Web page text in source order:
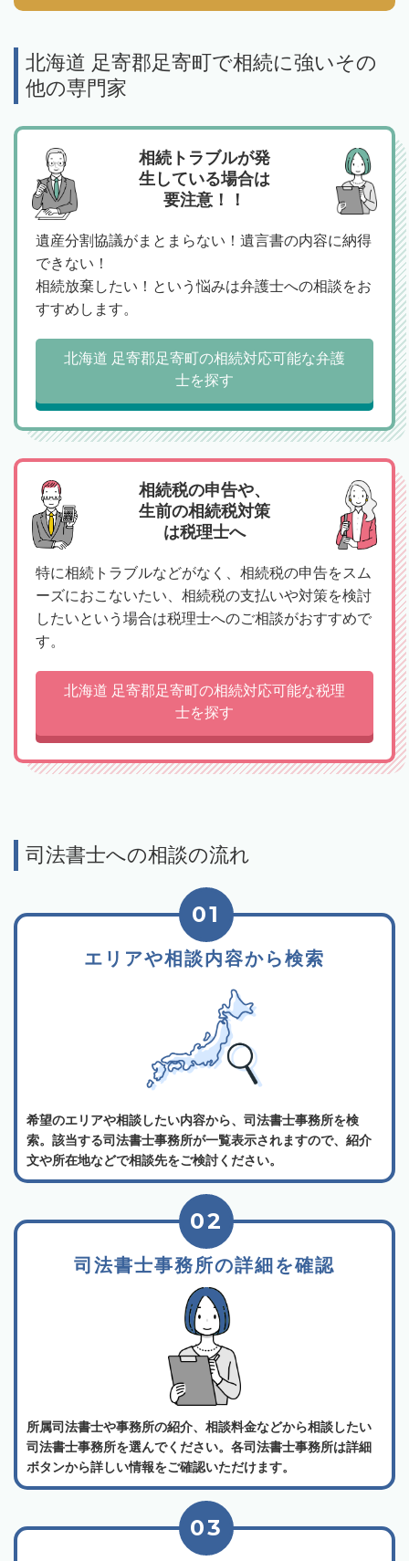
北海道 足寄郡足寄町で相続に強いその
他の専門家
相続トラブルが発
生している場合は
要注意！！
遺産分割協議がまとまらない！遺言書の内容に納得
できない！
相続放棄したい！という悩みは弁護士への相談をお
すすめします。
北海道 足寄郡足寄町の相続対応可能な弁護
士を探す
相続税の申告や、
生前の相続税対策
は税理士へ
特に相続トラブルなどがなく、相続税の申告をスム
ーズにおこないたい、相続税の支払いや対策を検討
したいという場合は税理士へのご相談がおすすめで
す。
北海道 足寄郡足寄町の相続対応可能な税理
士を探す
司法書士への相談の流れ
エリアや相談内容から検索
01
希望のエリアや相談したい内容から、司法書士事務所を検
索。該当する司法書士事務所が一覧表示されますので、紹介
文や所在地などで相談先をご検討ください。
司法書士事務所の詳細を確認
02
所属司法書士や事務所の紹介、相談料金などから相談したい
司法書士事務所を選んでください。各司法書士事務所は詳細
ボタンから詳しい情報をご確認いただけます。
03